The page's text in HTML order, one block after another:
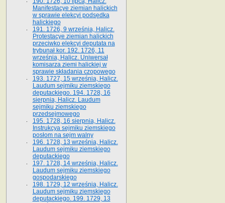
Manifestacye ziemian halickich
w sprawie elekcyi podsędka
halickiego
191. 1726, 9 września, Halicz.
Protestacye ziemian halickich
przeciwko elekcyi deputata na
trybunał kor. 192. 1726, 11
września, Halicz. Uniwersał
komisarza ziemi halickiej w
sprawie składania czopowego
193. 1727, 15 września, Halicz.
Laudum sejmiku ziemskiego
deputackiego. 194. 1728, 16
sierpnia, Halicz. Laudum
sejmiku ziemskiego
przedsejmowego
195. 1728, 16 sierpnia, Halicz.
Instrukcya sejmiku ziemskiego
posłom na sejm walny
196. 1728, 13 września, Halicz.
Laudum sejmiku ziemskiego
deputackiego
197. 1728, 14 września, Halicz.
Laudum sejmiku ziemskiego
gospodarskiego
198. 1729, 12 września, Halicz.
Laudum sejmiku ziemskiego
deputackiego. 199. 1729, 13